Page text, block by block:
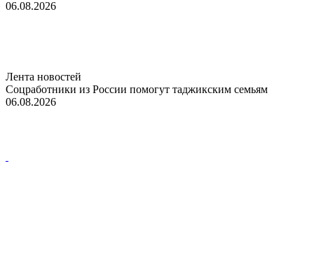
06.08.2026
Лента новостей
Соцработники из России помогут таджикским семьям
06.08.2026